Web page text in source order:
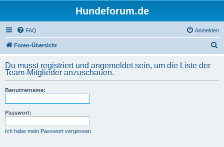
Hundeforum.de
FAQ Anmelden
Foren-Übersicht
h
Du musst registriert und angemeldet sein, um die Liste der
Team-Mitglieder anzuschauen.
Benutzername:
Passwort:
Ich habe mein Passwort vergessen